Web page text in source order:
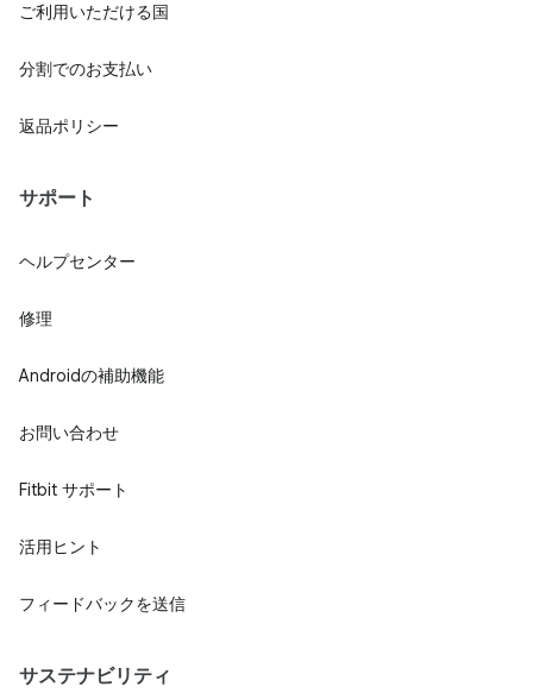
ご利用いただける国
分割でのお支払い
返品ポリシー
サポート
ヘルプセンター
修理
Androidの補助機能
お問い合わせ
Fitbit サポート
活用ヒント
フィードバックを送信
サステナビリティ